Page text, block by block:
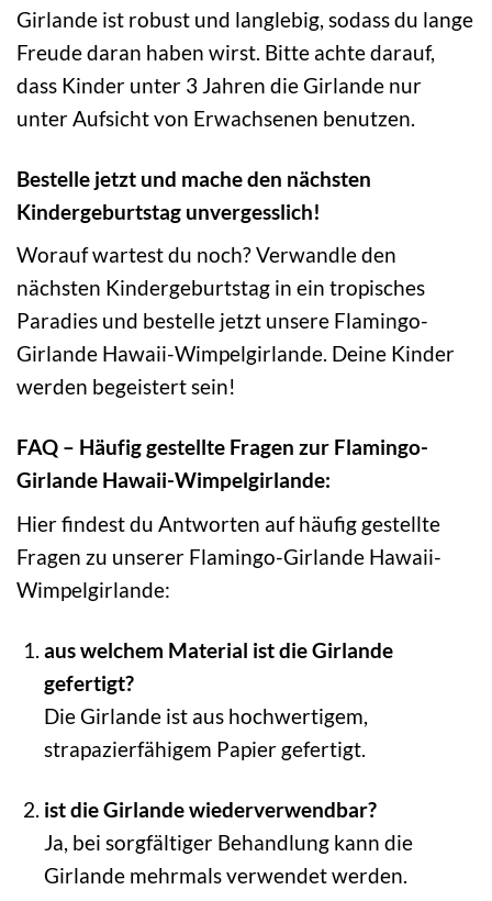
Girlande ist robust und langlebig, sodass du lange
Freude daran haben wirst. Bitte achte darauf,
dass Kinder unter 3 Jahren die Girlande nur
unter Aufsicht von Erwachsenen benutzen.
Bestelle jetzt und mache den nächsten
Kindergeburtstag unvergesslich!
Worauf wartest du noch? Verwandle den
nächsten Kindergeburtstag in ein tropisches
Paradies und bestelle jetzt unsere Flamingo-
Girlande Hawaii-Wimpelgirlande. Deine Kinder
werden begeistert sein!
FAQ – Häufig gestellte Fragen zur Flamingo-
Girlande Hawaii-Wimpelgirlande:
Hier findest du Antworten auf häufig gestellte
Fragen zu unserer Flamingo-Girlande Hawaii-
Wimpelgirlande:
aus welchem Material ist die Girlande
gefertigt?
Die Girlande ist aus hochwertigem,
strapazierfähigem Papier gefertigt.
ist die Girlande wiederverwendbar?
Ja, bei sorgfältiger Behandlung kann die
Girlande mehrmals verwendet werden.